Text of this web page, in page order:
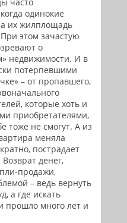
одинокие
их жилплощадь
этом зачастую
о
недвижимости. И в
потерпевшими
– от пропавшего,
которые хоть и
приобретателями,
тоже не смогут. А из
меняла
пострадает
денег,
продажи,
– ведь вернуть
а где искать
прошло много лет и